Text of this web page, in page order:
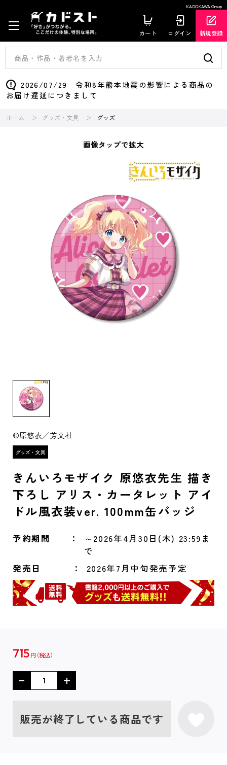
KADOKAWA Group
カート ログイン 新規登録
2026/07/29 令和8年熊本地震の影響による商品の
お届け遅延につきまして
ホーム グッズ・文具 グッズ
画像タップで拡大
©原悠衣／芳文社
きんいろモザイク 原悠衣先生 描き
下ろし アリス・カータレット アイ
ドル風衣装ver. 100mm缶バッジ
予約期間
～2026年4月30日(木) 23:59ま
で
発売日
2026年7月中旬発売予定
715 円
販売が終了している商品です